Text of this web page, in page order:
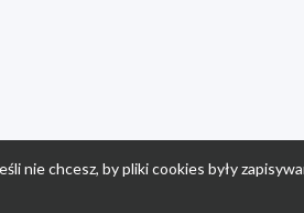
nie chcesz, by pliki cookies były